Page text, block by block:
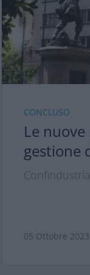
CONCLUSO
Le
gestione
tra
05 Ottobre 2023